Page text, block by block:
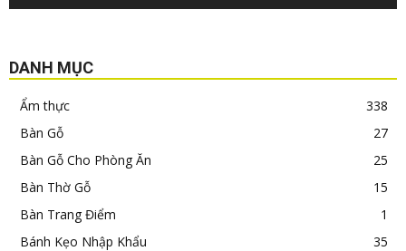
DANH MỤC
Ẩm thực
338
Bàn Gỗ
27
Bàn Gỗ Cho Phòng Ăn
25
Bàn Thờ Gỗ
15
Bàn Trang Điểm
1
Bánh Kẹo Nhập Khẩu
35